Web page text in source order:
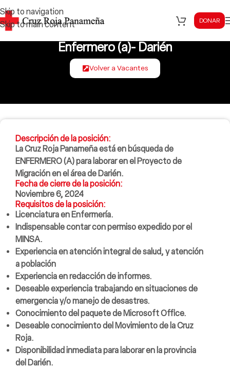
Skip to navigation
Skip to main content
DONAR
Enfermero (a)- Darién
Volver a Vacantes
Descripción de la posición:
La Cruz Roja Panameña está en búsqueda de
ENFERMERO (A) para laborar en el Proyecto de
Migración en el área de Darién.
Fecha de cierre de la posición:
Noviembre 6, 2024
Requisitos de la posición:
Licenciatura en Enfermería.
Indispensable contar con permiso expedido por el
MINSA.
Experiencia en atención integral de salud, y atención
a población
Experiencia en redacción de informes.
Deseable experiencia trabajando en situaciones de
emergencia y/o manejo de desastres.
Conocimiento del paquete de Microsoft Office.
Deseable conocimiento del Movimiento de la Cruz
Roja.
Disponibilidad inmediata para laborar en la provincia
del Darién.